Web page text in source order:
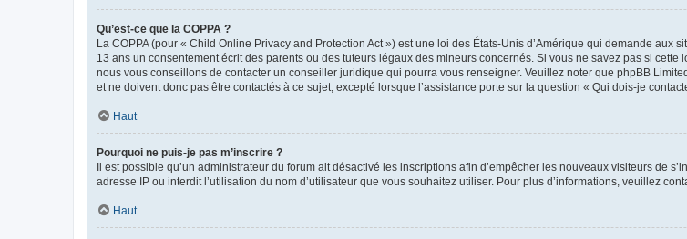
Qu’est-ce que la COPPA ?
La COPPA (pour « Child Online Privacy and Protection Act ») est une loi des États-Unis d’Amérique qui demande
13 ans un consentement écrit des parents ou des tuteurs légaux des mineurs concernés. Si vous ne savez pas si
nous vous conseillons de contacter un conseiller juridique qui pourra vous renseigner. Veuillez noter que phpBB
et ne doivent donc pas être contactés à ce sujet, excepté lorsque l’assistance porte sur la question « Qui dois-je
Haut
Pourquoi ne puis-je pas m’inscrire ?
Il est possible qu’un administrateur du forum ait désactivé les inscriptions afin d’empêcher les nouveaux visiteurs de
adresse IP ou interdit l’utilisation du nom d’utilisateur que vous souhaitez utiliser. Pour plus d’informations, veuillez
Haut